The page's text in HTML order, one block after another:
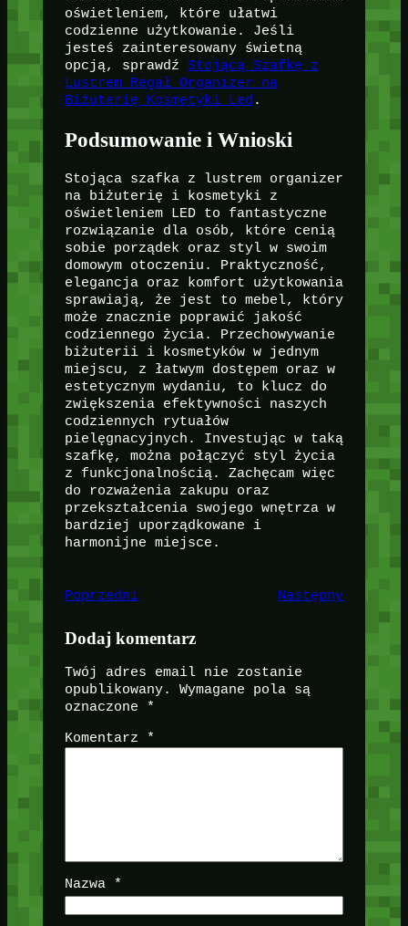
oświetleniem, które ułatwi
codzienne użytkowanie. Jeśli
jesteś zainteresowany świetną
opcją, sprawdź Stojącą Szafkę z
Lustrem Regał Organizer na
Biżuterię Kosmetyki Led .
Podsumowanie i Wnioski
Stojąca szafka z lustrem organizer
na biżuterię i kosmetyki z
oświetleniem LED to fantastyczne
rozwiązanie dla osób, które cenią
sobie porządek oraz styl w swoim
domowym otoczeniu. Praktyczność,
elegancja oraz komfort użytkowania
sprawiają, że jest to mebel, który
może znacznie poprawić jakość
codziennego życia. Przechowywanie
biżuterii i kosmetyków w jednym
miejscu, z łatwym dostępem oraz w
estetycznym wydaniu, to klucz do
zwiększenia efektywności naszych
codziennych rytuałów
pielęgnacyjnych. Investując w taką
szafkę, można połączyć styl życia
z funkcjonalnością. Zachęcam więc
do rozważenia zakupu oraz
przekształcenia swojego wnętrza w
bardziej uporządkowane i
harmonijne miejsce.
Poprzedni Następny
Dodaj komentarz
Twój adres email nie zostanie
opublikowany.
Wymagane pola są
oznaczone
*
Komentarz *
Nazwa *